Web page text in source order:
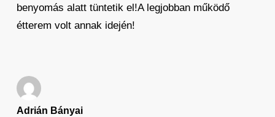
benyomás alatt tüntetik el!A legjobban működő
étterem volt annak idején!
Adrián Bányai